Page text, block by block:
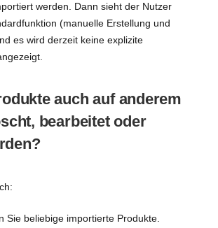
werden. Dann sieht der Nutzer
(manuelle Erstellung und
es wird derzeit keine explizite
auch auf anderem
bearbeitet oder
Sie beliebige importierte Produkte.